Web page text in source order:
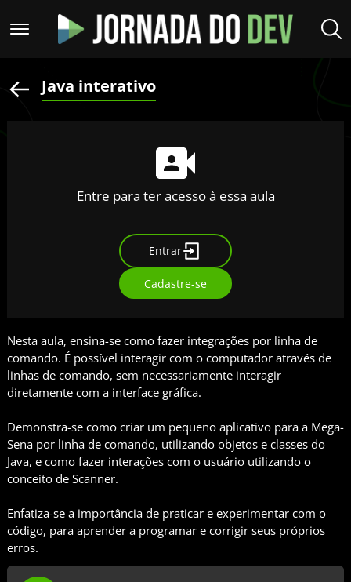
Java interativo
Entre para ter acesso à essa aula
Entrar
Cadastre-se
Nesta aula, ensina-se como fazer integrações por linha de
comando. É possível interagir com o computador através de
linhas de comando, sem necessariamente interagir
diretamente com a interface gráfica.
Demonstra-se como criar um pequeno aplicativo para a Mega-
Sena por linha de comando, utilizando objetos e classes do
Java, e como fazer interações com o usuário utilizando o
conceito de Scanner.
Enfatiza-se a importância de praticar e experimentar com o
código, para aprender a programar e corrigir seus próprios
erros.